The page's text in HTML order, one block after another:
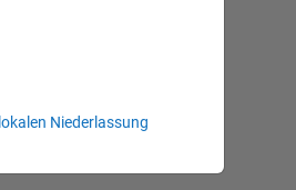
Niederlassung